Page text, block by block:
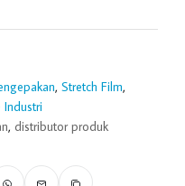
, Stretch Film,
Industri
, distributor produk